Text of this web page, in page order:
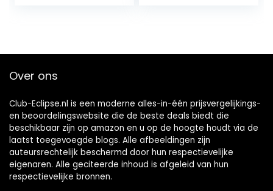
microfoonstandaa
Over ons
Club-Eclipse.nl is een moderne alles-in-één prijsvergelijkings-
en beoordelingswebsite die de beste deals biedt die
beschikbaar zijn op amazon en u op de hoogte houdt via de
laatst toegevoegde blogs. Alle afbeeldingen zijn
auteursrechtelijk beschermd door hun respectievelijke
eigenaren. Alle geciteerde inhoud is afgeleid van hun
respectievelijke bronnen.